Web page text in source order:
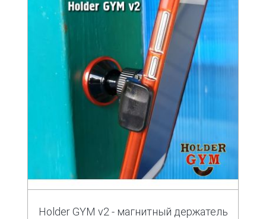
Holder GYM v2 - магнитный держатель